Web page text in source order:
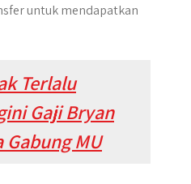
untuk mendapatkan
Terlalu
Gaji Bryan
MU